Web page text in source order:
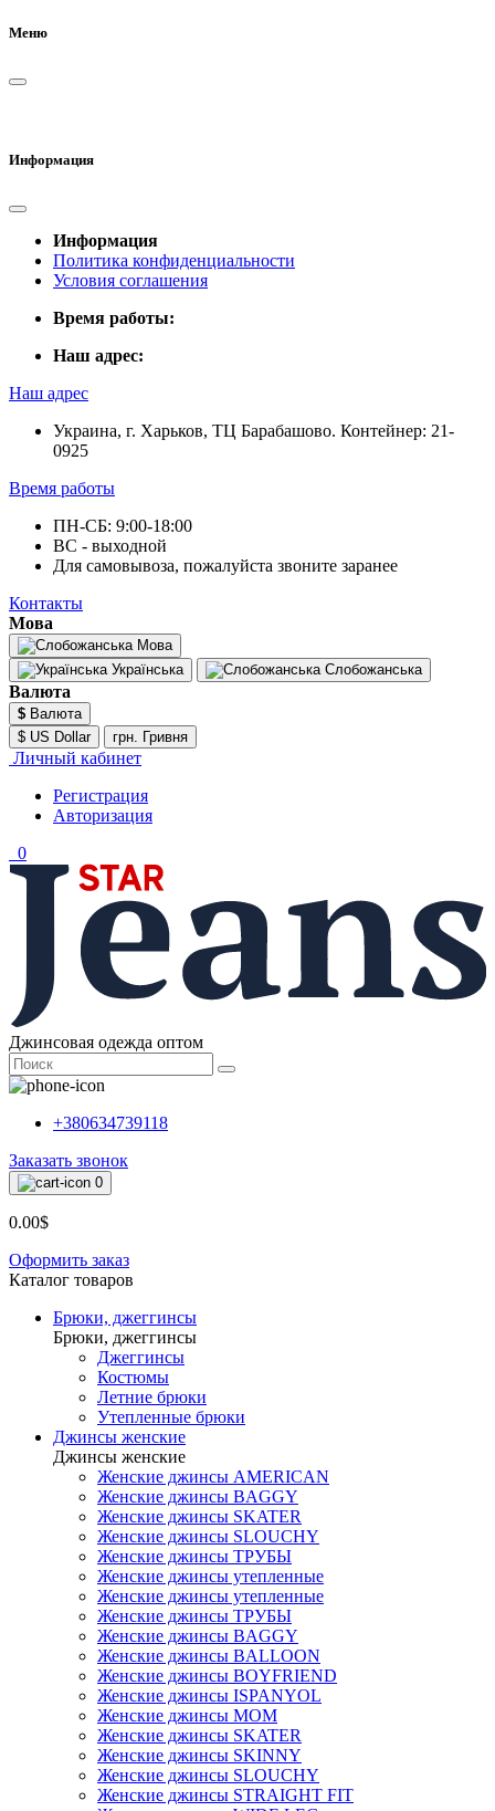
Меню
Информация
Информация
Политика конфиденциальности
Условия соглашения
Время работы:
Наш адрес:
Наш адрес
Украина, г. Харьков, ТЦ Барабашово. Контейнер: 21-
0925
Время работы
ПН-СБ: 9:00-18:00
ВС - выходной
Для самовывоза, пожалуйста звоните заранее
Контакты
Мова
Мова
Українська
Слобожанська
Валюта
$ Валюта
$ US Dollar
грн. Гривня
Личный кабинет
Регистрация
Авторизация
0
Джинсовая одежда оптом
+380634739118
Заказать звонок
0
0.00$
Оформить заказ
Каталог товаров
Брюки, джеггинсы
Брюки, джеггинсы
Джеггинсы
Костюмы
Летние брюки
Утепленные брюки
Джинсы женские
Джинсы женские
Женские джинсы AMERICAN
Женские джинсы BAGGY
Женские джинсы SKATER
Женские джинсы SLOUCHY
Женские джинсы ТРУБЫ
Женские джинсы утепленные
Женские джинсы утепленные
Женские джинсы ТРУБЫ
Женские джинсы BAGGY
Женские джинсы BALLOON
Женские джинсы BOYFRIEND
Женские джинсы ISPANYOL
Женские джинсы МОМ
Женские джинсы SKATER
Женские джинсы SKINNY
Женские джинсы SLOUCHY
Женские джинсы STRAIGHT FIT